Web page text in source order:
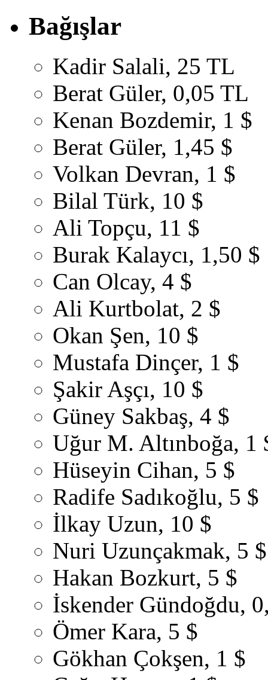
Bağışlar
Kadir Salali, 25 TL
Berat Güler, 0,05 TL
Kenan Bozdemir, 1 $
Berat Güler, 1,45 $
Volkan Devran, 1 $
Bilal Türk, 10 $
Ali Topçu, 11 $
Burak Kalaycı, 1,50 $
Can Olcay, 4 $
Ali Kurtbolat, 2 $
Okan Şen, 10 $
Mustafa Dinçer, 1 $
Şakir Aşçı, 10 $
Güney Sakbaş, 4 $
Uğur M. Altınboğa, 1
Hüseyin Cihan, 5 $
Radife Sadıkoğlu, 5 $
İlkay Uzun, 10 $
Nuri Uzunçakmak, 5 $
Hakan Bozkurt, 5 $
İskender Gündoğdu,
Ömer Kara, 5 $
Gökhan Çokşen, 1 $